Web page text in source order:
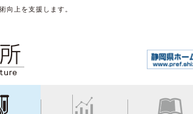
向上を支援します。